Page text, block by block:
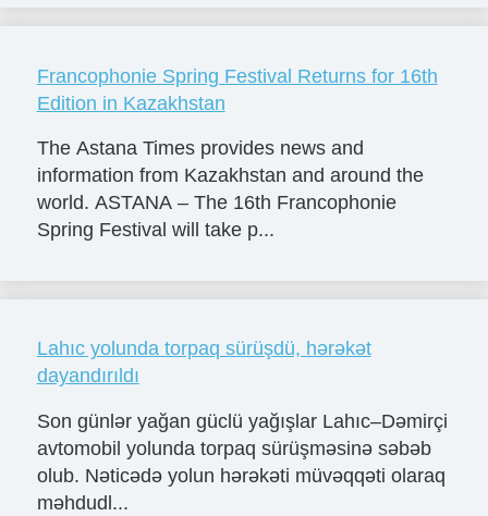
Francophonie Spring Festival Returns for 16th
Edition in Kazakhstan
The Astana Times provides news and
information from Kazakhstan and around the
world. ASTANA – The 16th Francophonie
Spring Festival will take p...
Lahıc yolunda torpaq sürüşdü, hərəkət
dayandırıldı
Son günlər yağan güclü yağışlar Lahıc–Dəmirçi
avtomobil yolunda torpaq sürüşməsinə səbəb
olub. Nəticədə yolun hərəkəti müvəqqəti olaraq
məhdudl...